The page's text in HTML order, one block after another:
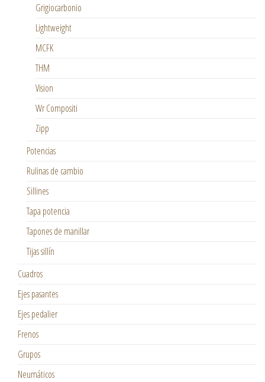
Grigiocarbonio
Lightweight
MCFK
THM
Vision
Wr Compositi
Zipp
Potencias
Rulinas de cambio
Sillines
Tapa potencia
Tapones de manillar
Tijas sillín
Cuadros
Ejes pasantes
Ejes pedalier
Frenos
Grupos
Neumáticos